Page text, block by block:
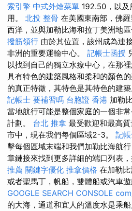
索引擎 中式外燴菜單 192.50，以及
用。 北投 整骨 在美國東南部，佛
西洋，並與加勒比海和拉丁美洲地區
撥筋領行 由於其位置，該州成為連
非洲的重要運輸中心。 記帳士函授
以找到自己的獨立水療中心，在那裡
具有特色的建築風格和柔和的顏色
的真正特徵，其特色是其特色的建築
記帳士 要補習嗎 台胞證 香港 加勒
當地航行可能是整個家庭的一個非
計劃。 台北 推拿 最受歡迎和最高
市中，現在我們每個區域2-3。 記
擊每個區域末端和我們加勒比海航
章鏈接來找到更多詳細的端口列表，
推薦 關鍵字優化 推拿價格 在加勒比
或者聖馬丁，帆船，雙體船或汽車遊
GOOGLE SEARCH CONSOLE
的大海，通道和宜人的溫度水是乘